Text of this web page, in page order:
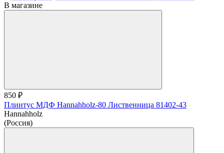
В магазине
850 ₽
Плинтус МДФ Hannahholz-80 Лиственница 81402-43
Hannahholz
(Россия)